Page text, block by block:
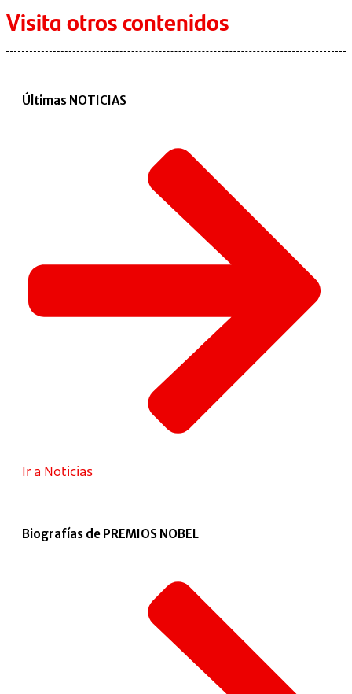
Visita otros contenidos
Últimas NOTICIAS
Ir a Noticias
Biografías de PREMIOS NOBEL